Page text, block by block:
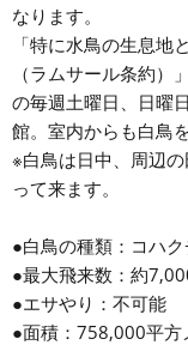
なります。
「特に水鳥の生息地
（ラムサール条約
の毎週土曜日、日曜
館。室内からも白鳥
※白鳥は日中、周辺
って来ます。
●白鳥の種類：コハク
●最大飛来数：約
●エサやり：不可能
●面積：758,000平方